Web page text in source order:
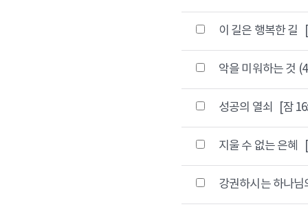
이 길은 행복한 길
악을 미워하는 것
성공의 열쇠 [잠
지울 수 없는 은혜
강권하시는 하나